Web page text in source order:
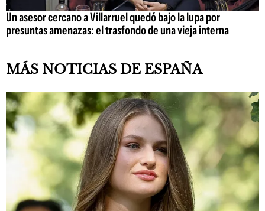
Un asesor cercano a Villarruel quedó bajo la lupa por
presuntas amenazas: el trasfondo de una vieja interna
MÁS NOTICIAS DE ESPAÑA